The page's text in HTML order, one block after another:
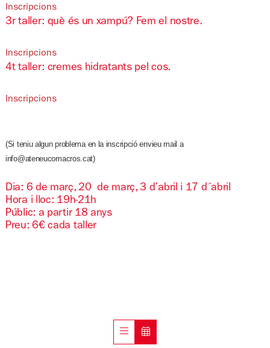
Inscripcions
3r taller: què és un xampú? Fem el nostre.
Inscripcions
4t taller: cremes hidratants pel cos.
Inscripcions
(Si teniu algun problema en la inscripció envieu mail a
info@ateneucomacros.cat)
Dia: 6 de març, 20 de març, 3 d’abril i 17 d´abril
Hora i lloc: 19h-21h
Públic: a partir 18 anys
Preu: 6€ cada taller